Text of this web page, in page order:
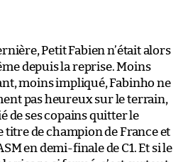
Petit Fabien n’était alors
depuis la reprise. Moins
moins impliqué, Fabinho ne
pas heureux sur le terrain,
de ses copains quitter le
titre de champion de France et
en demi-finale de C1. Et si le